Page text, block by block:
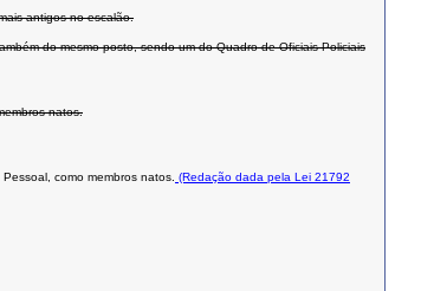
antigos no escalão.
do mesmo posto, sendo um do Quadro de Oficiais Policiais
natos.
como membros natos. (Redação dada pela Lei 21792